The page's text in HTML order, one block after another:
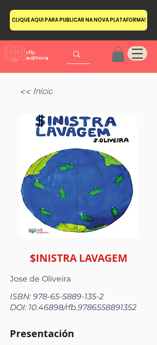
CLIQUE AQUI PARA PUBLICAR NA NOVA PLATAFORMA!
<< Início
$INISTRA LAVAGEM
Jose de Oliveira
ISBN:978-65-5889-135-2
DOI: 10.46898/rfb.9786558891352
Presentación